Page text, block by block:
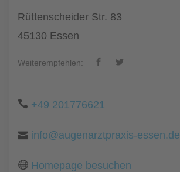
Rüttenscheider Str. 83
45130 Essen
Weiterempfehlen:
+49 201776621
info@augenarztpraxis-essen.de
Homepage besuchen